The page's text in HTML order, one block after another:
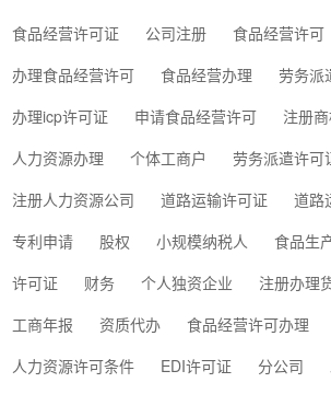
食品经营许可证 公司注册 食品经营许可
办理食品经营许可
食品经营办理 劳务派
办理icp许可证
申请食品经营许可 注册
人力资源办理
个体工商户 劳务派遣许可
注册人力资源公司
道路运输许可证 道路
专利申请
股权 小规模纳税人 食品生
许可证
财务 个人独资企业 注册办理
工商年报
资质代办 食品经营许可办理
人力资源许可条件
EDI许可证 分公司